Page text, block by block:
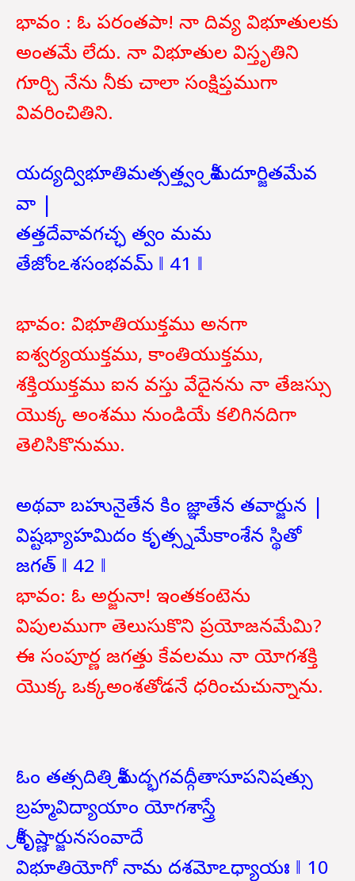
భావం : ఓ పరంతపా! నా దివ్య విభూతులకు
అంతమే లేదు. నా విభూతుల విస్తృతిని
గూర్చి నేను నీకు చాలా సంక్షిప్తముగా
వివరించితిని.
యద్యద్విభూతిమత్సత్త్వం శ్రీమదూర్జితమేవ
వా |
తత్తదేవావగచ్ఛ త్వం మమ
తేజోంఽశసంభవమ్ ‖ 41 ‖
భావం: విభూతియుక్తము అనగా
ఐశ్వర్యయుక్తము, కాంతియుక్తము,
శక్తియుక్తము ఐన వస్తు వేదైనను నా తేజస్సు
యొక్క అంశము నుండియే కలిగినదిగా
తెలిసికొనుము.
అథవా బహునైతేన కిం జ్ఞాతేన తవార్జున |
విష్టభ్యాహమిదం కృత్స్నమేకాంశేన స్థితో
జగత్ ‖ 42 ‖
భావం: ఓ అర్జునా! ఇంతకంటెను
విపులముగా తెలుసుకొని ప్రయోజనమేమి?
ఈ సంపూర్ణ జగత్తు కేవలము నా యోగశక్తి
యొక్క ఒక్కఅంశతోడనే ధరించుచున్నాను.
ఓం తత్సదితి శ్రీమద్భగవద్గీతాసూపనిషత్సు
బ్రహ్మవిద్యాయాం యోగశాస్త్రే
శ్రీకృష్ణార్జునసంవాదే
విభూతియోగో నామ దశమోఽధ్యాయః ‖ 10